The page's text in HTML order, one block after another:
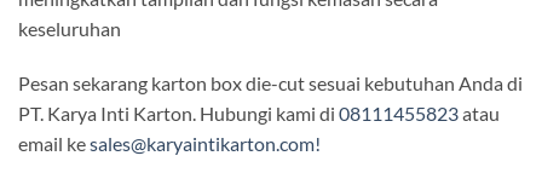
keseluruhan
Pesan sekarang karton box die-cut sesuai kebutuhan Anda di
PT. Karya Inti Karton. Hubungi kami di 08111455823atau
email kesales@karyaintikarton.com!